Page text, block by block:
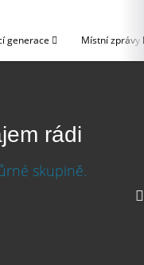
generace Místní zprávy
rádi